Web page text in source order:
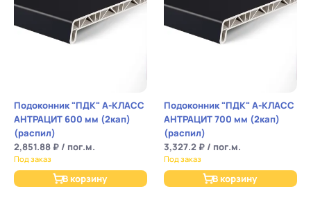
Подоконник "ПДК" А-КЛАСС
АНТРАЦИТ 600 мм (2кап)
(распил)
2,851.88 ₽ / пог.м.
Под заказ
В корзину
Подоконник "ПДК" А-КЛАСС
АНТРАЦИТ 700 мм (2кап)
(распил)
3,327.2 ₽ / пог.м.
Под заказ
В корзину